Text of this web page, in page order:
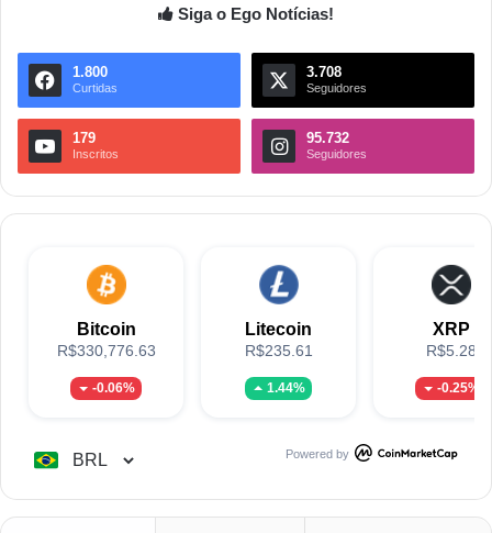
Siga o Ego Notícias!
1.800
Curtidas
3.708
Seguidores
179
Inscritos
95.732
Seguidores
Bitcoin
R$330,776.63
-0.06%
Litecoin
R$235.61
1.44%
XRP
R$5.28
-0.25%
Powered by